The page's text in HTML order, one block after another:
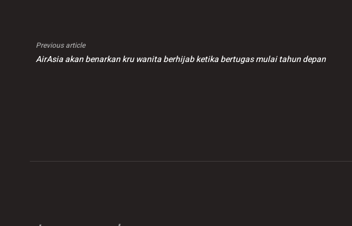
Previous article
AirAsia akan benarkan kru wanita berhijab ketika bertugas mulai tahun depan